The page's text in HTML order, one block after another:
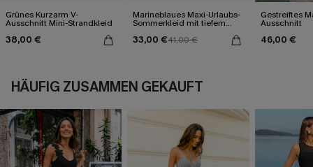
Grünes Kurzarm V-
Ausschnitt Mini-Strandkleid
38,00 €
Marineblaues Maxi-Urlaubs-
Sommerkleid mit tiefem
33,00 €41,00 €
Gestreiftes
Ausschnitt
46,00 €
HÄUFIG ZUSAMMEN GEKAUFT